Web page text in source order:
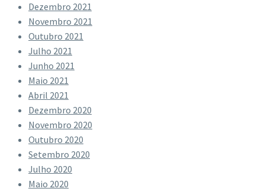
Dezembro 2021
Novembro 2021
Outubro 2021
Julho 2021
Junho 2021
Maio 2021
Abril 2021
Dezembro 2020
Novembro 2020
Outubro 2020
Setembro 2020
Julho 2020
Maio 2020